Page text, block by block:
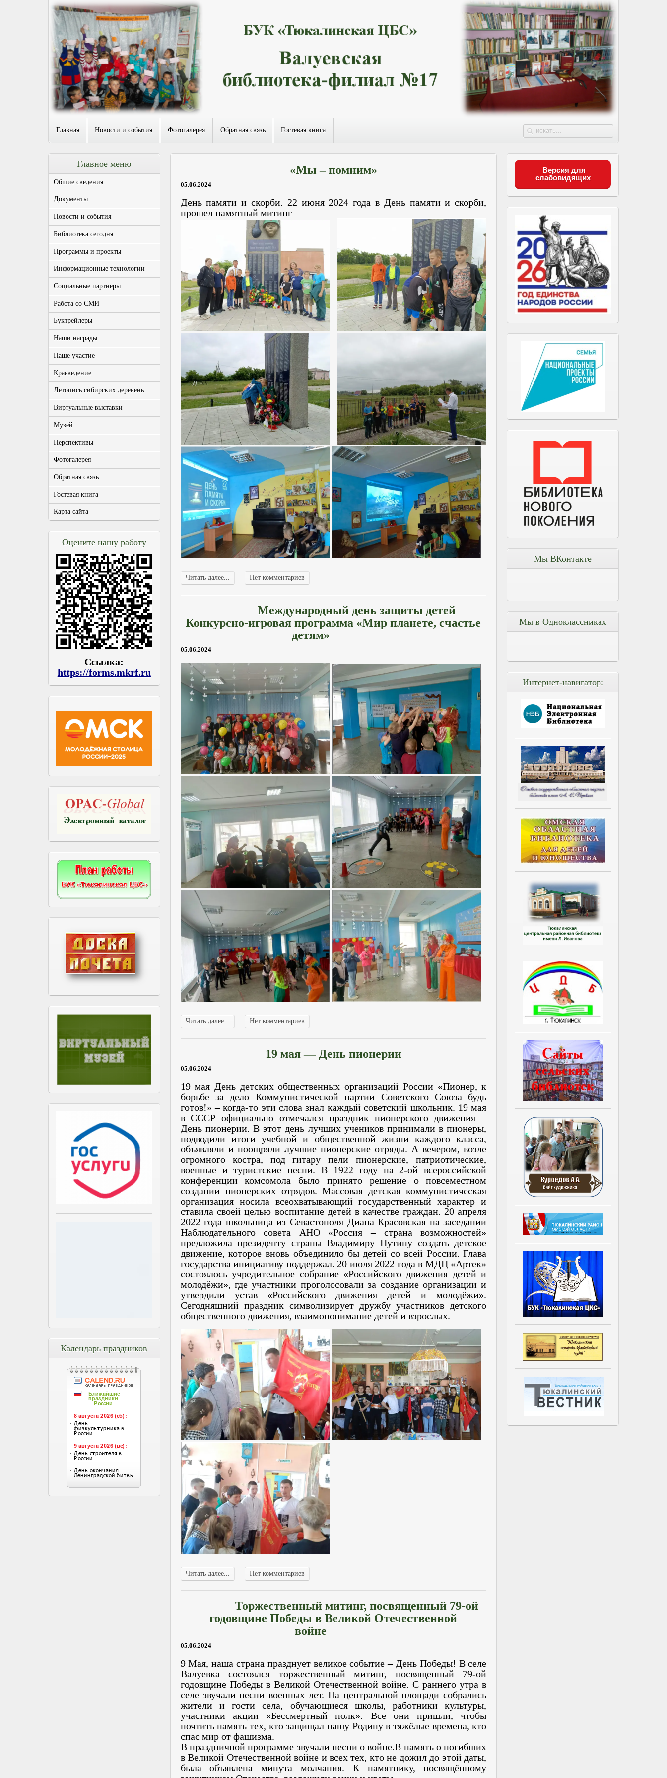
Главная Новости и события Фотогалерея Обратная связь Гостевая книга
«Мы – помним»
05.06.2024
День памяти и скорби. 22 июня 2024 года в День памяти и скорби,
прошел памятный митинг
Читать далее... Нет комментариев
Международный день защиты детей
Конкурсно-игровая программа «Мир планете, счастье
детям»
05.06.2024
Читать далее... Нет комментариев
19 мая — День пионерии
05.06.2024
19 мая День детских общественных организаций России «Пионер, к
борьбе за дело Коммунистической партии Советского Союза будь
готов!» – когда-то эти слова знал каждый советский школьник. 19 мая
в СССР официально отмечался праздник пионерского движения –
День пионерии.В этот день лучших учеников принимали в пионеры,
подводили итоги учебнойи общественной жизни каждого класса,
объявляли и поощряли лучшие пионерские отряды. А вечером, возле
огромного костра, под гитару пелипионерские, патриотические,
военные и туристские песни.В 1922 году на 2-ой всероссийской
конференции комсомола было принято решение о повсеместном
создании пионерских отрядов. Массовая детскаякоммунистическая
организация носила всеохватывающий государственныйхарактер и
ставила своей целью воспитание детей в качестве граждан. 20 апреля
2022 года школьница из Севастополя Диана Красовская на заседании
Наблюдательного совета АНО «Россия – страна возможностей»
предложила президенту страны Владимиру Путину создать детское
движение,которое вновь объединило бы детей со всей России. Глава
государства инициативу поддержал. 20 июля 2022 года в МДЦ «Артек»
состоялось учредительное собрание «Российского движения детей и
молодёжи»,где участники проголосовали за создание организации и
утвердили устав «Российского движения детей и молодёжи».
Сегодняшний праздник символизирует дружбу участников детского
общественного движения, взаимопонимание детей и взрослых.
Читать далее... Нет комментариев
Торжественный митинг, посвященный 79-ой
годовщине Победы в Великой Отечественной
войне
05.06.2024
9 Мая, наша страна празднует великое событие – День Победы! В селе
Валуевка состоялся торжественный митинг, посвященный 79-ой
годовщине Победы в Великой Отечественной войне. С раннего утра в
селе звучали песни военных лет. На центральной площади собрались
жители и гости села, обучающиеся школы, работники культуры,
участники акции «Бессмертный полк». Все они пришли, чтобы
почтить память тех, кто защищал нашу Родину в тяжёлые времена, кто
спас мир от фашизма.
В праздничной программе звучали песни о войне.В память о погибших
в Великой Отечественной войне и всех тех, кто не дожил до этой даты,
была объявлена минута молчания. К памятнику, посвящённому
Главное меню
Общие сведения
Документы
Новости и события
Библиотека сегодня
Программы и проекты
Информационные технологии
Социальные партнеры
Работа со СМИ
Буктрейлеры
Наши награды
Наше участие
Краеведение
Летопись сибирских деревень
Виртуальные выставки
Музей
Перспективы
Фотогалерея
Обратная связь
Гостевая книга
Карта сайта
Оцените нашу работу
Ссылка:
https://forms.mkrf.ru
Календарь праздников
Версия для
слабовидящих
Мы ВКонтакте
Мы в Одноклассниках
Интернет-навигатор: